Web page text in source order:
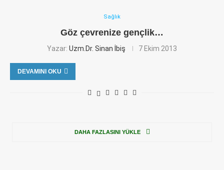
Sağlık
Göz çevrenize gençlik…
Yazar: Uzm.Dr. Sinan İbiş 7 Ekim 2013
DEVAMINI OKU
DAHA FAZLASINI YÜKLE